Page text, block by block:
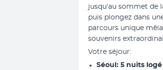
jusqu'au sommet de
puis plongez dans
parcours unique
souvenirs
Votre séjour:
Séoul: 5 nuits